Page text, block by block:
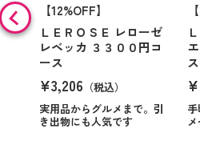
【12%OFF】
ＬＥＲＯＳＥ レローゼ
レベッカ ３３００円コ
ース
¥3,206 （税込）
実用品からグルメまで。引
き出物にも人気です
ス